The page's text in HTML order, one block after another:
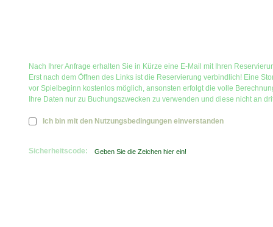
Nach Ihrer Anfrage erhalten Sie in Kürze eine E-Mail mit Ihren
Erst nach dem Öffnen des Links ist die Reservierung verbindlich! Eine
vor Spielbeginn kostenlos möglich, ansonsten erfolgt die volle
Ihre Daten nur zu Buchungszwecken zu verwenden und diese nicht an
Ich bin mit den Nutzungsbedingungen einverstanden
Sicherheitscode: